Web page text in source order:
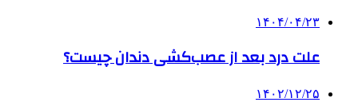
۱۴۰۴/۰۴/۲۳
علت درد بعد از عصب‌کشی دندان چیست؟
۱۴۰۲/۱۲/۲۵